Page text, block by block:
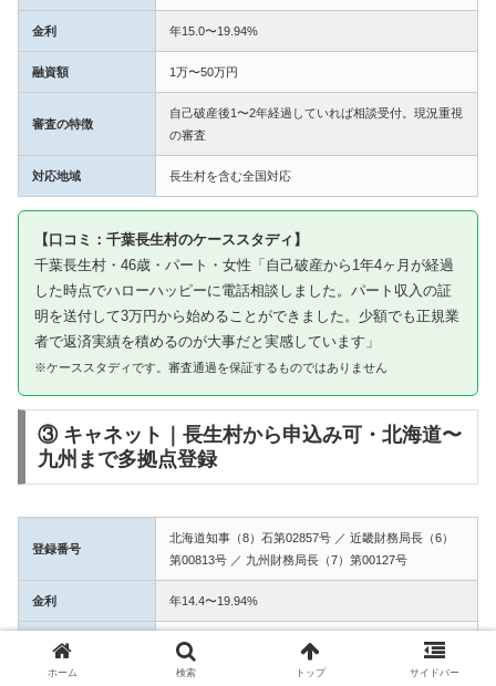
金利 年15.0〜19.94%
融資額 1万〜50万円
審査の特徴
自己破産後1〜2年経過していれば相談受付。現況重視
の審査
対応地域 長生村を含む全国対応
【口コミ：千葉長生村のケーススタディ】
千葉長生村・46歳・パート・女性「自己破産から1年4ヶ月が経過
した時点でハローハッピーに電話相談しました。パート収入の証
明を送付して3万円から始めることができました。少額でも正規業
者で返済実績を積めるのが大事だと実感しています」
※ケーススタディです。審査通過を保証するものではありません
③ キャネット｜長生村から申込み可・北海道〜
九州まで多拠点登録
登録番号
北海道知事（8）石第02857号 ／ 近畿財務局長（6）
第00813号 ／ 九州財務局長（7）第00127号
金利 年14.4〜19.94%
融資額 1万〜50万円
ホーム 検索 トップ サイドバー